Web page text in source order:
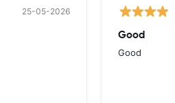
25-05-2026
Good
Good